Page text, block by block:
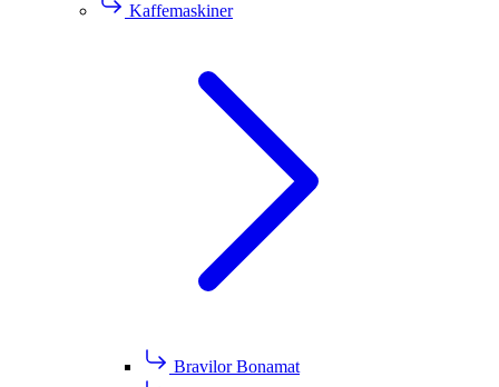
Kaffemaskiner
Bravilor Bonamat